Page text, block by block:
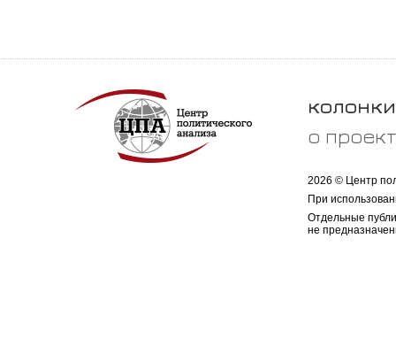
колонки
о
2026 © Центр
При
Отдельные
не